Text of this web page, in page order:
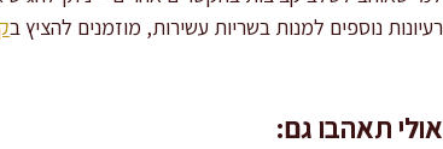
רעיונות נוספים למנות בשריות עשירות, מוזמנים להציץ ב
אולי תאהבו גם: